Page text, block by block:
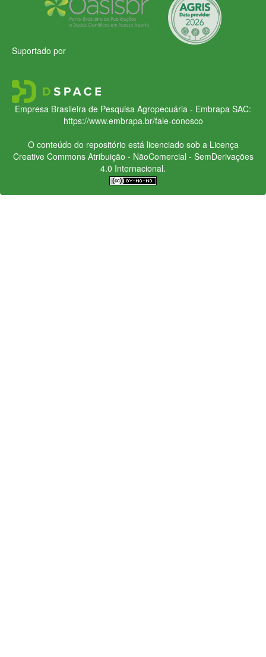
Suportado por
Empresa Brasileira de Pesquisa Agropecuária - Embrapa SAC:
https://www.embrapa.br/fale-conosco
O conteúdo do repositório está licenciado sob a Licença
Creative CommonsAtribuição - NãoComercial - SemDerivações
4.0 Internacional.